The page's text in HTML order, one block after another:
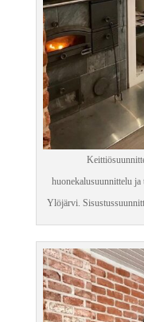
huonekalusuunnittelu
Ylöjärvi.